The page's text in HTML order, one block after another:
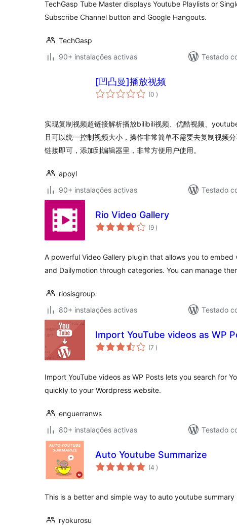
TechGasp Tube Master displays Youtube Playlists or
Subscribe Channel button and Google Hangouts.
TechGasp
90+ instalações activas
Testado
[凹凸曼]播放视频
(0 classificações
)
实现复制视频超链接解析播放bilibili视频、优酷视频、
且可以统一控制视频大小，操作非常简单不需要去复制视频
链接即可，添加到编辑器里，非常方便用户使用。
apoyl
90+ instalações activas
Testado
Rio Video Gallery
(9 classificações
)
A powerful Video Gallery plugin that allows you to embed
and Dailymotion through categories. You can manage
riosisgroup
80+ instalações activas
Testado
Import YouTube videos as WP
(7 classificações
)
Import YouTube videos as WP Posts lets you search for
quickly to your Wordpress website.
enguerranws
80+ instalações activas
Testado
Auto Youtube Summarize
(4 classificações
)
This is a better and simple way to auto youtube summary
ryokurosu